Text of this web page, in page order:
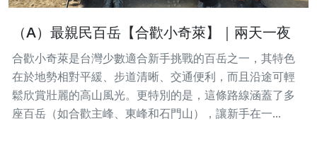
（A）最親民百岳【合歡小奇萊】｜兩天一夜
合歡小奇萊是台灣少數適合新手挑戰的百岳之一，其特色
在於地勢相對平緩、步道清晰、交通便利，而且沿途可輕
鬆欣賞壯麗的高山風光。更特別的是，這條路線涵蓋了多
座百岳（如合歡主峰、東峰和石門山），讓新手在一...